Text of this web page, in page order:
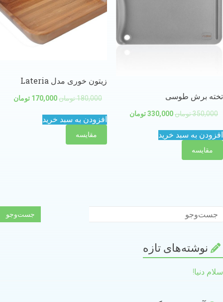
برش طوسی
350,000تومان330,000تومان
به سبد خرید
مقایسه
زیتون خوری مدل Lateria
180,000تومان170,000 تومان
افزودن به سبد خرید
مقایسه
نوشته‌های تازه
دنیا!